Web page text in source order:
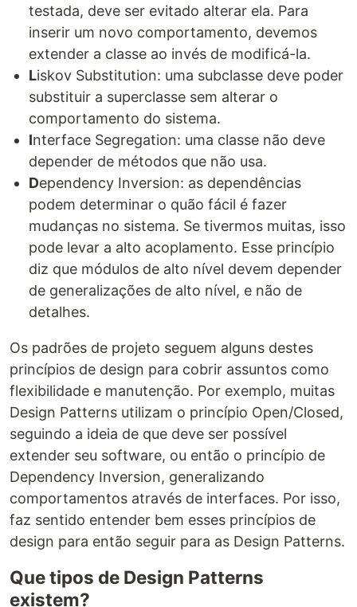
testada, deve ser evitado alterar ela. Para
inserir um novo comportamento, devemos
extender a classe ao invés de modificá-la.
Liskov Substitution: uma subclasse deve poder
substituir a superclasse sem alterar o
comportamento do sistema.
Interface Segregation: uma classe não deve
depender de métodos que não usa.
Dependency Inversion: as dependências
podem determinar o quão fácil é fazer
mudanças no sistema. Se tivermos muitas, isso
pode levar a alto acoplamento. Esse princípio
diz que módulos de alto nível devem depender
de generalizações de alto nível, e não de
detalhes.
Os padrões de projeto seguem alguns destes
princípios de design para cobrir assuntos como
flexibilidade e manutenção. Por exemplo, muitas
Design Patterns utilizam o princípio Open/Closed,
seguindo a ideia de que deve ser possível
extender seu software, ou então o princípio de
Dependency Inversion, generalizando
comportamentos através de interfaces. Por isso,
faz sentido entender bem esses princípios de
design para então seguir para as Design Patterns.
Que tipos de Design Patterns
existem?